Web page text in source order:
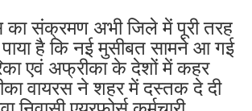
का संक्रमण अभी जिले में पूरी तरह
है कि नई मुसीबत सामने आ गई
एवं अफ्रीका के देशों में कहर
वायरस ने शहर में दस्तक दे दी